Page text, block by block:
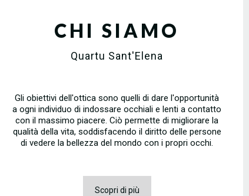
CHI SIAMO
Quartu Sant'Elena
Gli obiettivi dell'ottica sono quelli di dare l'opportunità
a ogni individuo di indossare occhiali e lenti a contatto
con il massimo piacere. Ciò permette di migliorare la
qualità della vita, soddisfacendo il diritto delle persone
di vedere la bellezza del mondo con i propri occhi.
Scopri di più